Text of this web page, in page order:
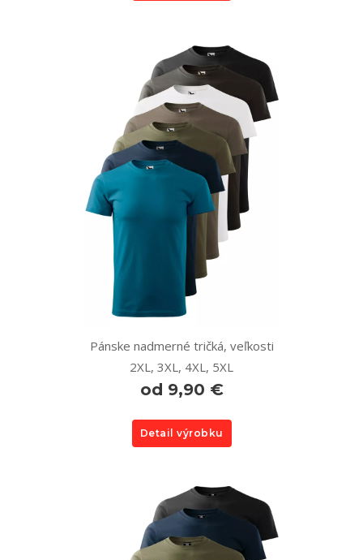
Pánske nadmerné tričká, veľkosti
2XL, 3XL, 4XL, 5XL
od 9,90 €
Detail výrobku